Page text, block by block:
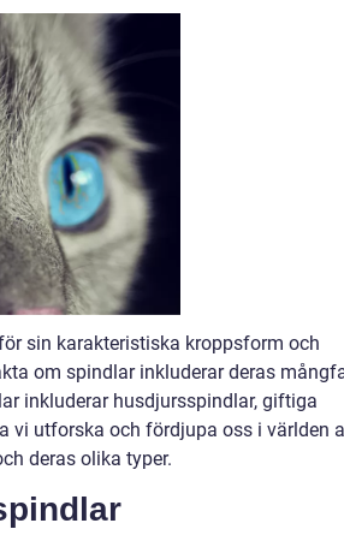
sin karakteristiska kroppsform och
om spindlar inkluderar deras
inkluderar husdjursspindlar, giftiga
vi utforska och fördjupa oss i världen
deras olika typer.